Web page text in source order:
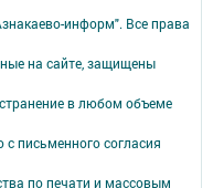
информ". Все права
на сайте, защищены
в любом объеме
письменного согласия
по печати и массовым